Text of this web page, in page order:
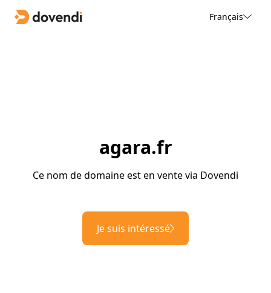
Français
agara.fr
Ce nom de domaine est en vente via Dovendi
Je suis intéressé